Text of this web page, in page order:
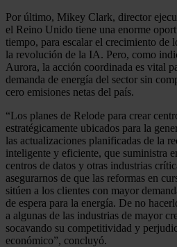
Por último, Mikey Clark, director
el Reino Unido tiene una enorme
tiempo, para escalar el crecimiento de
la revolución de la IA. Pero, como
Aurora, la acción coordinada es vital
demanda de energía del sector sin
cero emisiones netas del país.
“Los planes de Relode para crear
estratégicamente ubicados para la
las actualizaciones planificadas de la
inteligente y eficiente, que suministra
centros de datos y otras industrias
asegurarnos de que las reformas en
sitúen a los clientes con mayor
de espera para la energía. De no
a algunas de las industrias de mayor
socavando su competitividad y
económico”, concluyó.